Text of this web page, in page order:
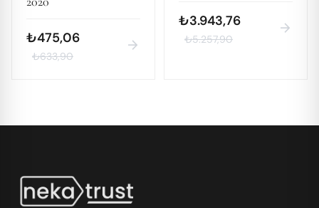
₺475,06
₺633,90
arrow_forward
₺3.943,76
₺5.257,90
arrow_forward